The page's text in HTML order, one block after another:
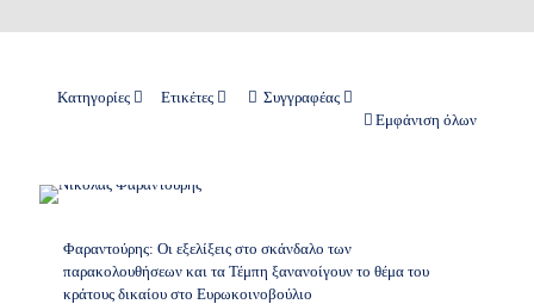
Κατηγορίες Ετικέτες
Συγγραφέας
Εμφάνιση όλων
Φαραντούρης: Οι εξελίξεις στο σκάνδαλο των
παρακολουθήσεων και τα Τέμπη ξανανοίγουν το θέμα του
κράτους δικαίου στο Ευρωκοινοβούλιο